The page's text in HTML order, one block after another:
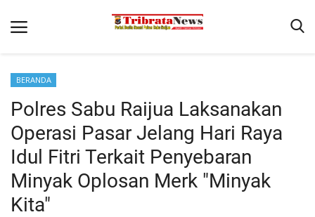
Home
Terms & Conditions
Reskrim
Binkam
Lantas
BERANDA
Polres Sabu Raijua Laksanakan
Operasi Pasar Jelang Hari Raya
Idul Fitri Terkait Penyebaran
Minyak Oplosan Merk "Minyak
Kita"